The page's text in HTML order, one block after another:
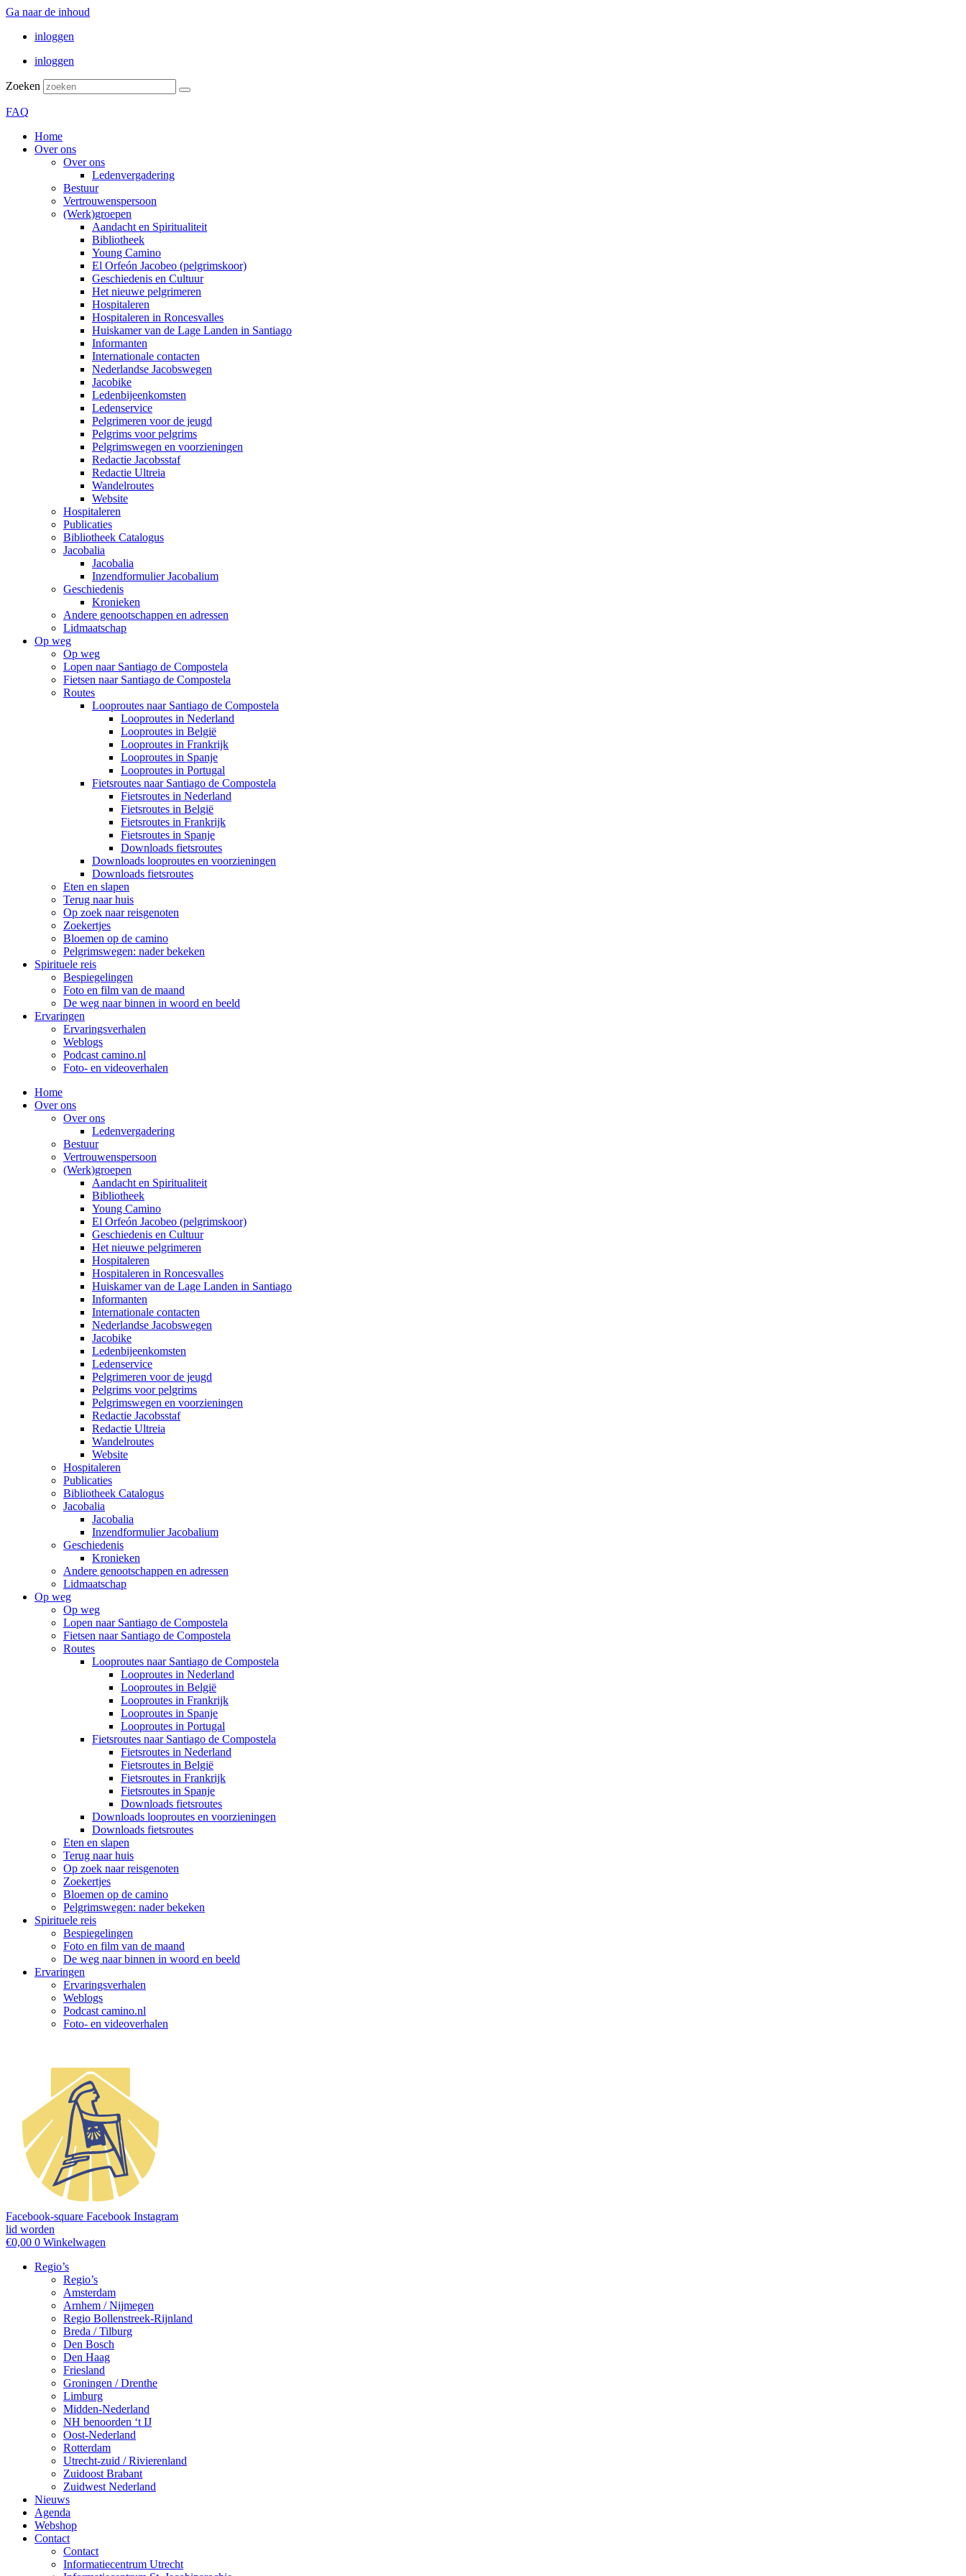
Ga naar de inhoud
inloggen
inloggen
Zoeken
FAQ
Home
Over ons
Over ons
Ledenvergadering
Bestuur
Vertrouwenspersoon
(Werk)groepen
Aandacht en Spiritualiteit
Bibliotheek
Young Camino
El Orfeón Jacobeo (pelgrimskoor)
Geschiedenis en Cultuur
Het nieuwe pelgrimeren
Hospitaleren
Hospitaleren in Roncesvalles
Huiskamer van de Lage Landen in Santiago
Informanten
Internationale contacten
Nederlandse Jacobswegen
Jacobike
Ledenbijeenkomsten
Ledenservice
Pelgrimeren voor de jeugd
Pelgrims voor pelgrims
Pelgrimswegen en voorzieningen
Redactie Jacobsstaf
Redactie Ultreia
Wandelroutes
Website
Hospitaleren
Publicaties
Bibliotheek Catalogus
Jacobalia
Jacobalia
Inzendformulier Jacobalium
Geschiedenis
Kronieken
Andere genootschappen en adressen
Lidmaatschap
Op weg
Op weg
Lopen naar Santiago de Compostela
Fietsen naar Santiago de Compostela
Routes
Looproutes naar Santiago de Compostela
Looproutes in Nederland
Looproutes in België
Looproutes in Frankrijk
Looproutes in Spanje
Looproutes in Portugal
Fietsroutes naar Santiago de Compostela
Fietsroutes in Nederland
Fietsroutes in België
Fietsroutes in Frankrijk
Fietsroutes in Spanje
Downloads fietsroutes
Downloads looproutes en voorzieningen
Downloads fietsroutes
Eten en slapen
Terug naar huis
Op zoek naar reisgenoten
Zoekertjes
Bloemen op de camino
Pelgrimswegen: nader bekeken
Spirituele reis
Bespiegelingen
Foto en film van de maand
De weg naar binnen in woord en beeld
Ervaringen
Ervaringsverhalen
Weblogs
Podcast camino.nl
Foto- en videoverhalen
Home
Over ons
Over ons
Ledenvergadering
Bestuur
Vertrouwenspersoon
(Werk)groepen
Aandacht en Spiritualiteit
Bibliotheek
Young Camino
El Orfeón Jacobeo (pelgrimskoor)
Geschiedenis en Cultuur
Het nieuwe pelgrimeren
Hospitaleren
Hospitaleren in Roncesvalles
Huiskamer van de Lage Landen in Santiago
Informanten
Internationale contacten
Nederlandse Jacobswegen
Jacobike
Ledenbijeenkomsten
Ledenservice
Pelgrimeren voor de jeugd
Pelgrims voor pelgrims
Pelgrimswegen en voorzieningen
Redactie Jacobsstaf
Redactie Ultreia
Wandelroutes
Website
Hospitaleren
Publicaties
Bibliotheek Catalogus
Jacobalia
Jacobalia
Inzendformulier Jacobalium
Geschiedenis
Kronieken
Andere genootschappen en adressen
Lidmaatschap
Op weg
Op weg
Lopen naar Santiago de Compostela
Fietsen naar Santiago de Compostela
Routes
Looproutes naar Santiago de Compostela
Looproutes in Nederland
Looproutes in België
Looproutes in Frankrijk
Looproutes in Spanje
Looproutes in Portugal
Fietsroutes naar Santiago de Compostela
Fietsroutes in Nederland
Fietsroutes in België
Fietsroutes in Frankrijk
Fietsroutes in Spanje
Downloads fietsroutes
Downloads looproutes en voorzieningen
Downloads fietsroutes
Eten en slapen
Terug naar huis
Op zoek naar reisgenoten
Zoekertjes
Bloemen op de camino
Pelgrimswegen: nader bekeken
Spirituele reis
Bespiegelingen
Foto en film van de maand
De weg naar binnen in woord en beeld
Ervaringen
Ervaringsverhalen
Weblogs
Podcast camino.nl
Foto- en videoverhalen
Facebook-square Facebook Instagram
lid worden
€0,00 0 Winkelwagen
Regio’s
Regio’s
Amsterdam
Arnhem / Nijmegen
Regio Bollenstreek-Rijnland
Breda / Tilburg
Den Bosch
Den Haag
Friesland
Groningen / Drenthe
Limburg
Midden-Nederland
NH benoorden ‘t IJ
Oost-Nederland
Rotterdam
Utrecht-zuid / Rivierenland
Zuidoost Brabant
Zuidwest Nederland
Nieuws
Agenda
Webshop
Contact
Contact
Informatiecentrum Utrecht